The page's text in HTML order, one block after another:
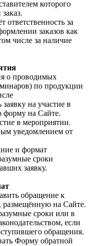
которого
ответственность за
заказов как
числе за наличие
о проводимых
по продукции
на участие в
форму на Сайте.
в мероприятии.
уведомлением от
и формат
сроки
заявку.
обращение к
размещённую на Сайте.
сроки или в
если
обращения.
Форму обратной